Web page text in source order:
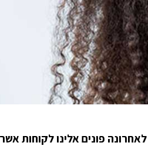
פונים אלינו לקוחות